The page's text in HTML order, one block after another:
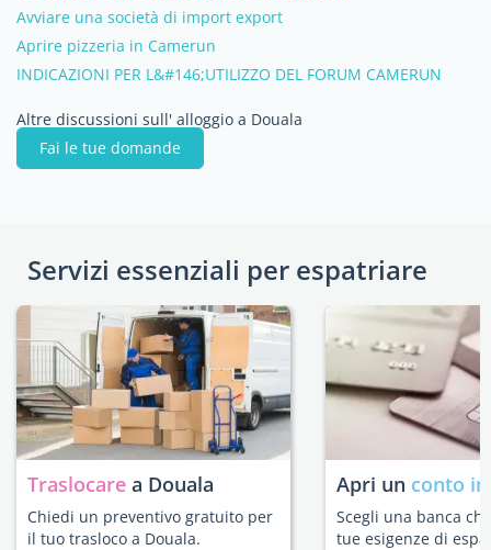
Avviare una società di import export
Aprire pizzeria in Camerun
INDICAZIONI PER L&#146;UTILIZZO DEL FORUM CAMERUN
Altre discussioni sull' alloggio a Douala
Fai le tue domande
Servizi essenziali per espatriare
Traslocare a Douala
Chiedi un preventivo gratuito per
il tuo trasloco a Douala.
Apri un conto
Scegli una banca
tue esigenze di